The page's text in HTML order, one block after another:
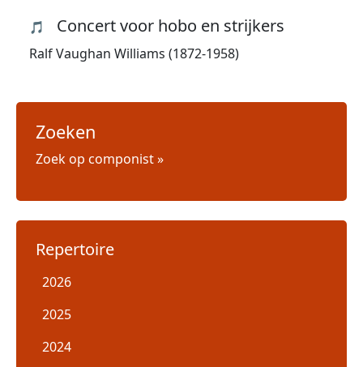
Zoeken
Zoek op componist »
Repertoire
2026
2025
2024
🎵 Concert voor hobo en strijkers
Ralf Vaughan Williams (1872-1958)